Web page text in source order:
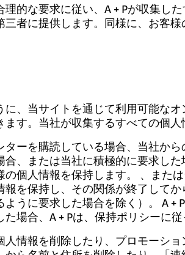
理的な要求に従い、A + Pが収集し
三者に提供します。同様に、お客
に、当サイトを通じて利用可能な
ます。当社が収集するすべての個
ターを購読している場合、当社か
合、または当社に積極的に要求し
の個人情報を保持します。 、また
報を保持し、その関係が終了して
ように要求した場合を除く）。 A
た場合、A + Pは、保持ポリシーに
人情報を削除したり、プロモーシ